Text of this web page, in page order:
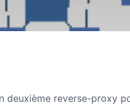
deuxième reverse-proxy